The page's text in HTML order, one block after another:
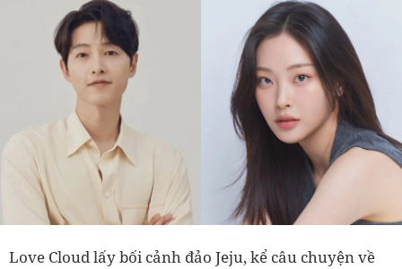
Love Cloud lấy bối cảnh đảo Jeju, kể câu chuyện về